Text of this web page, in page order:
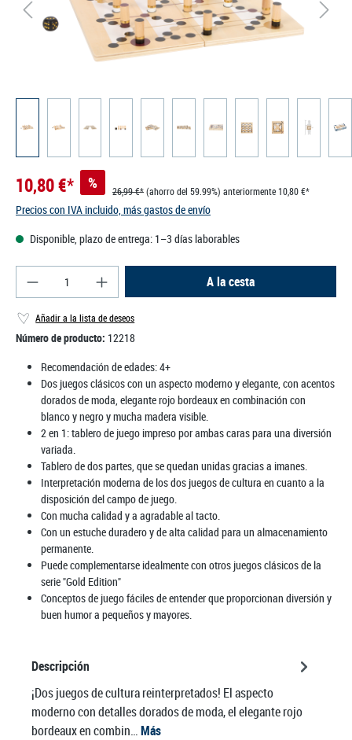
10,80 €* % 26,99 €*(ahorro del 59.99%) anteriormente 10,80 €*
Precios con IVA incluido, más gastos de envío
Disponible, plazo de entrega: 1–3 días laborables
Cantidad del producto: introduce la cantidad
A la cesta
Añadir a la lista de deseos
Número de producto: 12218
Recomendación de edades:4+
Dos juegos clásicos con un aspecto moderno y elegante, con acentos
dorados de moda, elegante rojo bordeaux en combinación con
blanco y negro y mucha madera visible.
2 en 1: tablero de juego impreso por ambas caras para una diversión
variada.
Tablero de dos partes, que se quedan unidas gracias a imanes.
Interpretación moderna de los dos juegos de cultura en cuanto a la
disposición del campo de juego.
Con mucha calidad y a agradable al tacto.
Con un estuche duradero y de alta calidad para un almacenamiento
permanente.
Puede complementarse idealmente con otros juegos clásicos de la
serie "Gold Edition"
Conceptos de juego fáciles de entender que proporcionan diversión y
buen humor a pequeños y mayores.
Descripción
¡Dos juegos de cultura reinterpretados! El aspecto
moderno con detalles dorados de moda, el elegante rojo
bordeaux en combin…Más